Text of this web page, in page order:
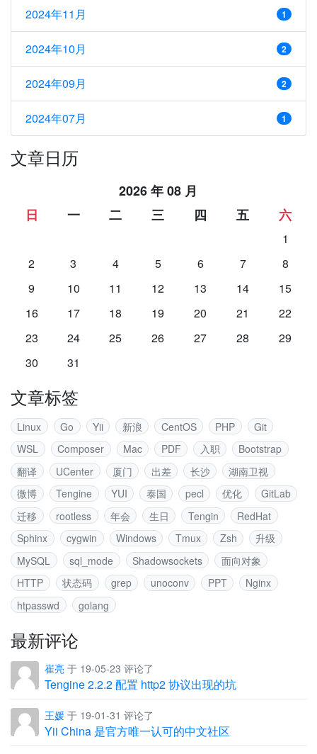
2024年11月 1
2024年10月 2
2024年09月 2
2024年07月 1
文章日历
2026 年 08 月
日
一 二 三 四 五 六
1
2
3 4 5 6 7
8
9
10 11 12 13 14
15
16
17 18 19 20 21
22
23
24 25 26 27 28
29
30
31
文章标签
Linux Go Yii 新浪 CentOS PHP
Git
WSL
Composer Mac PDF 入职
Bootstrap
翻译
UCenter 厦门 出差 长沙
湖南卫视
微博
Tengine YUI 泰国 pecl 优化
GitLab
迁移
rootless 年会 生日 Tengin
RedHat
Sphinx
cygwin Windows Tmux Zsh
升级
MySQL
sql_mode Shadowsockets
面向对象
HTTP
状态码 grep unoconv PPT
Nginx
htpasswd
golang
最新评论
崔亮 于 19-05-23 评论了
Tengine 2.2.2 配置 http2 协议出现的坑
王媛 于 19-01-31 评论了
Yii China 是官方唯一认可的中文社区